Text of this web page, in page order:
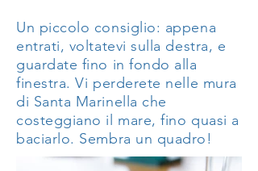
Un piccolo consiglio: appena
entrati, voltatevi sulla destra, e
guardate fino in fondo alla
finestra. Vi perderete nelle mura
di Santa Marinella che
costeggiano il mare, fino quasi a
baciarlo. Sembra un quadro!